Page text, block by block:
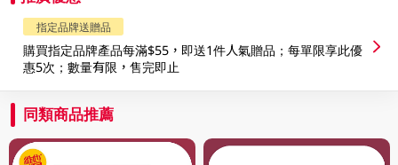
指定品牌送贈品
購買指定品牌產品每滿$55，即送1件人氣贈品；每單限享此優
惠5次；數量有限，售完即止
同類商品推薦